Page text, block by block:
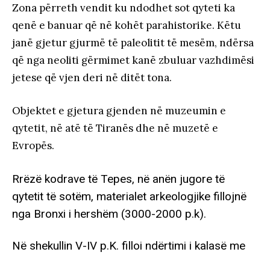
Zona përreth vendit ku ndodhet sot qyteti ka
qenë e banuar që në kohët parahistorike. Këtu
janë gjetur gjurmë të paleolitit të mesëm, ndërsa
që nga neoliti gërmimet kanë zbuluar vazhdimësi
jetese që vjen deri në ditët tona.
Objektet e gjetura gjenden në muzeumin e
qytetit, në atë të Tiranës dhe në muzetë e
Evropës.
Rrëzë kodrave të Tepes, në anën jugore të
qytetit të sotëm, materialet arkeologjike fillojnë
nga Bronxi i hershëm (3000-2000 p.k).
Në shekullin V-IV p.K. filloi ndërtimi i kalasë me